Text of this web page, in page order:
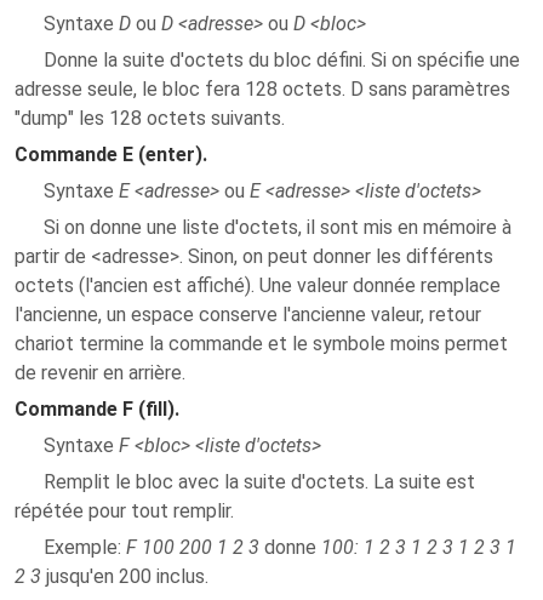
Syntaxe D ou D <adresse> ou D <bloc>
Donne la suite d'octets du bloc défini. Si on spécifie une
adresse seule, le bloc fera 128 octets. D sans paramètres
"dump" les 128 octets suivants.
Commande E (enter).
Syntaxe E <adresse> ou E <adresse> <liste d'octets>
Si on donne une liste d'octets, il sont mis en mémoire à
partir de <adresse>. Sinon, on peut donner les différents
octets (l'ancien est affiché). Une valeur donnée remplace
l'ancienne, un espace conserve l'ancienne valeur, retour
chariot termine la commande et le symbole moins permet
de revenir en arrière.
Commande F (fill).
Syntaxe F <bloc> <liste d'octets>
Remplit le bloc avec la suite d'octets. La suite est
répétée pour tout remplir.
Exemple: F 100 200 1 2 3 donne 100: 1 2 3 1 2 3 1 2 3 1
2 3 jusqu'en 200 inclus.